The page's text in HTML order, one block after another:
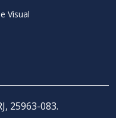
Visual
25963-083.